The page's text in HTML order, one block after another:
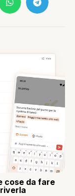
cose da fare